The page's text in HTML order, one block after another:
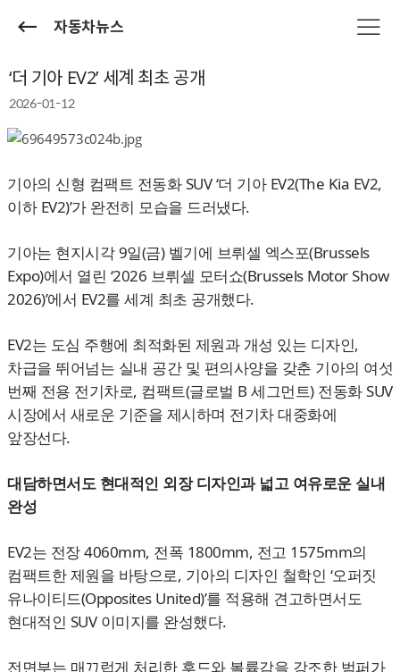
자동차뉴스
‘더 기아 EV2’ 세계 최초 공개
2026-01-12
기아의 신형 컴팩트 전동화 SUV ‘더 기아 EV2(The Kia EV2,
이하 EV2)’가 완전히 모습을 드러냈다.
기아는 현지시각 9일(금) 벨기에 브뤼셀 엑스포(Brussels
Expo)에서 열린 ‘2026 브뤼셀 모터쇼(Brussels Motor Show
2026)’에서 EV2를 세계 최초 공개했다.
EV2는 도심 주행에 최적화된 제원과 개성 있는 디자인,
차급을 뛰어넘는 실내 공간 및 편의사양을 갖춘 기아의 여섯
번째 전용 전기차로, 컴팩트(글로벌 B 세그먼트) 전동화 SUV
시장에서 새로운 기준을 제시하며 전기차 대중화에
앞장선다.
대담하면서도 현대적인 외장 디자인과 넓고 여유로운 실내
완성
EV2는 전장 4060mm, 전폭 1800mm, 전고 1575mm의
컴팩트한 제원을 바탕으로, 기아의 디자인 철학인 ‘오퍼짓
유나이티드(Opposites United)’를 적용해 견고하면서도
현대적인 SUV 이미지를 완성했다.
전면부는 매끄럽게 처리한 후드와 볼륨감을 강조한 범퍼가